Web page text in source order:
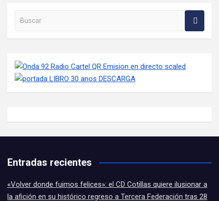
Buscar en la web
Entradas recientes
«Volver donde fuimos felices»: el CD Cotillas quiere ilusionar a
la afición en su histórico regreso a Tercera Federación tras 28